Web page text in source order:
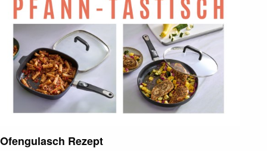
Ofengulasch Rezept